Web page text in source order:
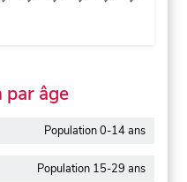
par âge
Population 0-14 ans
Population 15-29 ans